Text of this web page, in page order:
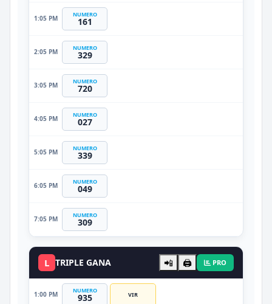
1:05 PM NUMERO
161
2:05 PM NUMERO
329
3:05 PM NUMERO
720
4:05 PM NUMERO
027
5:05 PM NUMERO
339
6:05 PM NUMERO
049
7:05 PM NUMERO
309
L TRIPLE GANA 📲 🖨️ PRO
1:00 PM NUMERO
935 VIR